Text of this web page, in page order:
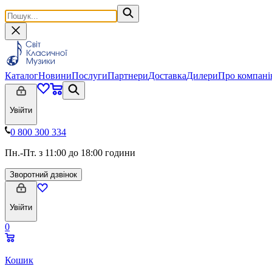
КаталогНовиниПослугиПартнериДоставкаДилериПро
Увійти
0 800 300 334
Пн.-Пт. з 11:00 до 18:00 години
Зворотний дзвінок
Увійти
0
Кошик